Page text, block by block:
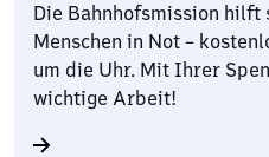
Die Bahnhofsmission
Menschen in Not –
um die Uhr. Mit Ihrer
wichtige Arbeit!